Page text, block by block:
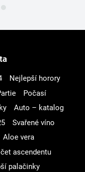
Nejlepší horory
Počasí
Auto – katalog
Svařené víno
Aloe vera
ascendentu
palačinky